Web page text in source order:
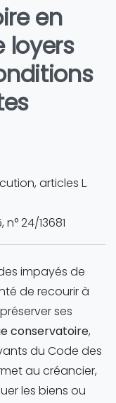
en
loyers
articles L.
n° 24/13681
impayés de
de recourir à
ses
conservatoire,
du Code des
au créancier,
les biens ou